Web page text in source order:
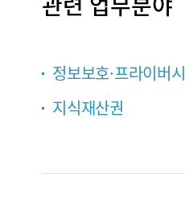
정보보호·프라이버시
지식재산권